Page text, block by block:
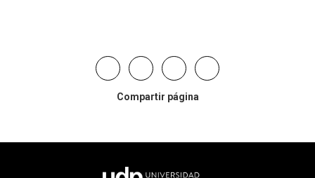
Compartir página